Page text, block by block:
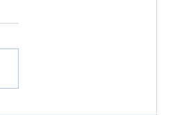
Activités De La